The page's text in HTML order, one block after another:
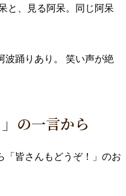
と、見る阿呆。同じ阿呆
波踊りあり。 笑い声が絶
の一言から
「皆さんもどうぞ！」のお